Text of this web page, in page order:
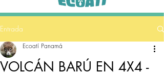
Entrada
VOLCÁN BARÚ EN 4X4 -
Ecoatí Panamá